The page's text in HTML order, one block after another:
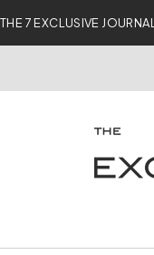
THE 7 EXCLUSIVE JOURNAL